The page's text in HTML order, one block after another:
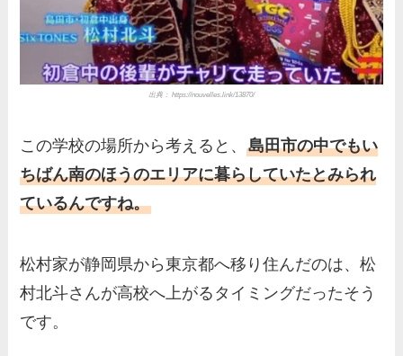
出典： https://nouvelles.link/13870/
この学校の場所から考えると、島田市の中でもい
ちばん南のほうのエリアに暮らしていたとみられ
ているんですね。
松村家が静岡県から東京都へ移り住んだのは、松
村北斗さんが高校へ上がるタイミングだったそう
です。